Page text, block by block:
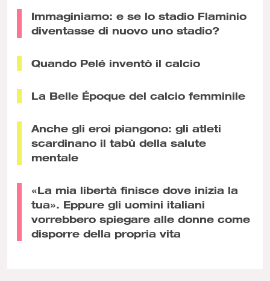
Immaginiamo: e se lo stadio Flaminio
diventasse di nuovo uno stadio?
Quando Pelé inventò il calcio
La Belle Époque del calcio femminile
Anche gli eroi piangono: gli atleti
scardinano il tabù della salute
mentale
«La mia libertà finisce dove inizia la
tua». Eppure gli uomini italiani
vorrebbero spiegare alle donne come
disporre della propria vita